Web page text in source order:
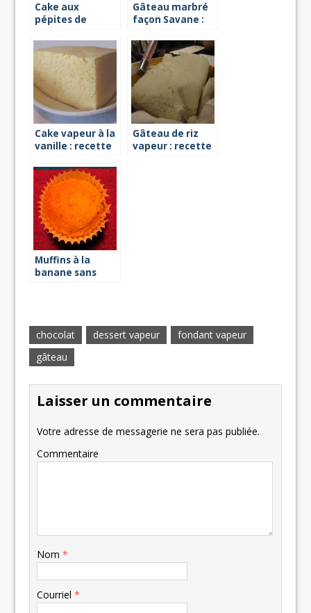
Cake aux
pépites de
recette à la
vapeur
Gâteau marbré
façon Savane :
vapeur
Cake vapeur à la
vanille : recette
Gâteau de riz
vapeur : recette
Muffins à la
banane sans
chocolat dessert vapeur
fondant vapeur
gâteau
Laisser un commentaire
Votre adresse de messagerie ne sera pas publiée.
Commentaire
Nom*
Courriel*